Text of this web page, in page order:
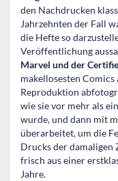
den Nachdrucken
Jahrzehnten der Fall
die Hefte so
Veröffentlichung
Marvel und der
makellosesten
Reproduktion
wie sie vor mehr als
wurde, und dann mit
überarbeitet, um die
Drucks der damaligen
frisch aus einer
Jahre.